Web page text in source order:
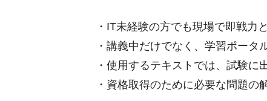
・IT未経験の方でも現場で即戦力
・講義中だけでなく、学習ポー
・使用するテキストでは、試験
・資格取得のために必要な問題の